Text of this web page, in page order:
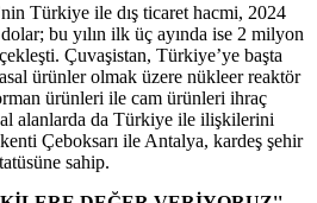
Türkiye ile dış ticaret hacmi, 2024
bu yılın ilk üç ayında ise 2 milyon
Çuvaşistan, Türkiye’ye başta
ürünler olmak üzere nükleer reaktör
ürünleri ile cam ürünleri ihraç
alanlarda da Türkiye ile ilişkilerini
Çeboksarı ile Antalya, kardeş şehir
sahip.